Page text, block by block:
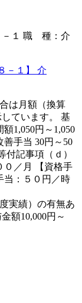
１ 職 種： 介
は月額（換算
ています。 基
1,050円～1,050
手当 30円～50
付記事項（ｄ）
０／月 【資格手
当：５０円／時
実績）の有無あ
額10,000円～